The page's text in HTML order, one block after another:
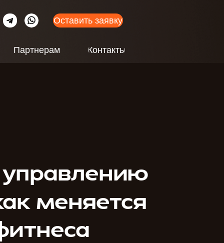
Оставить заявку
Партнерам Контакты
управлению
меняется